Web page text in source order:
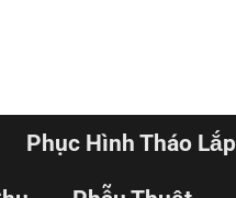
Phục Hình Tháo Lắp